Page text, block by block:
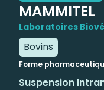
MAMMITEL
Laboratoires
Bovins
Forme
Suspension